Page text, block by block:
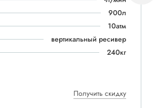
900л
10атм
вертикальный ресивер
240кг
Получить скидку